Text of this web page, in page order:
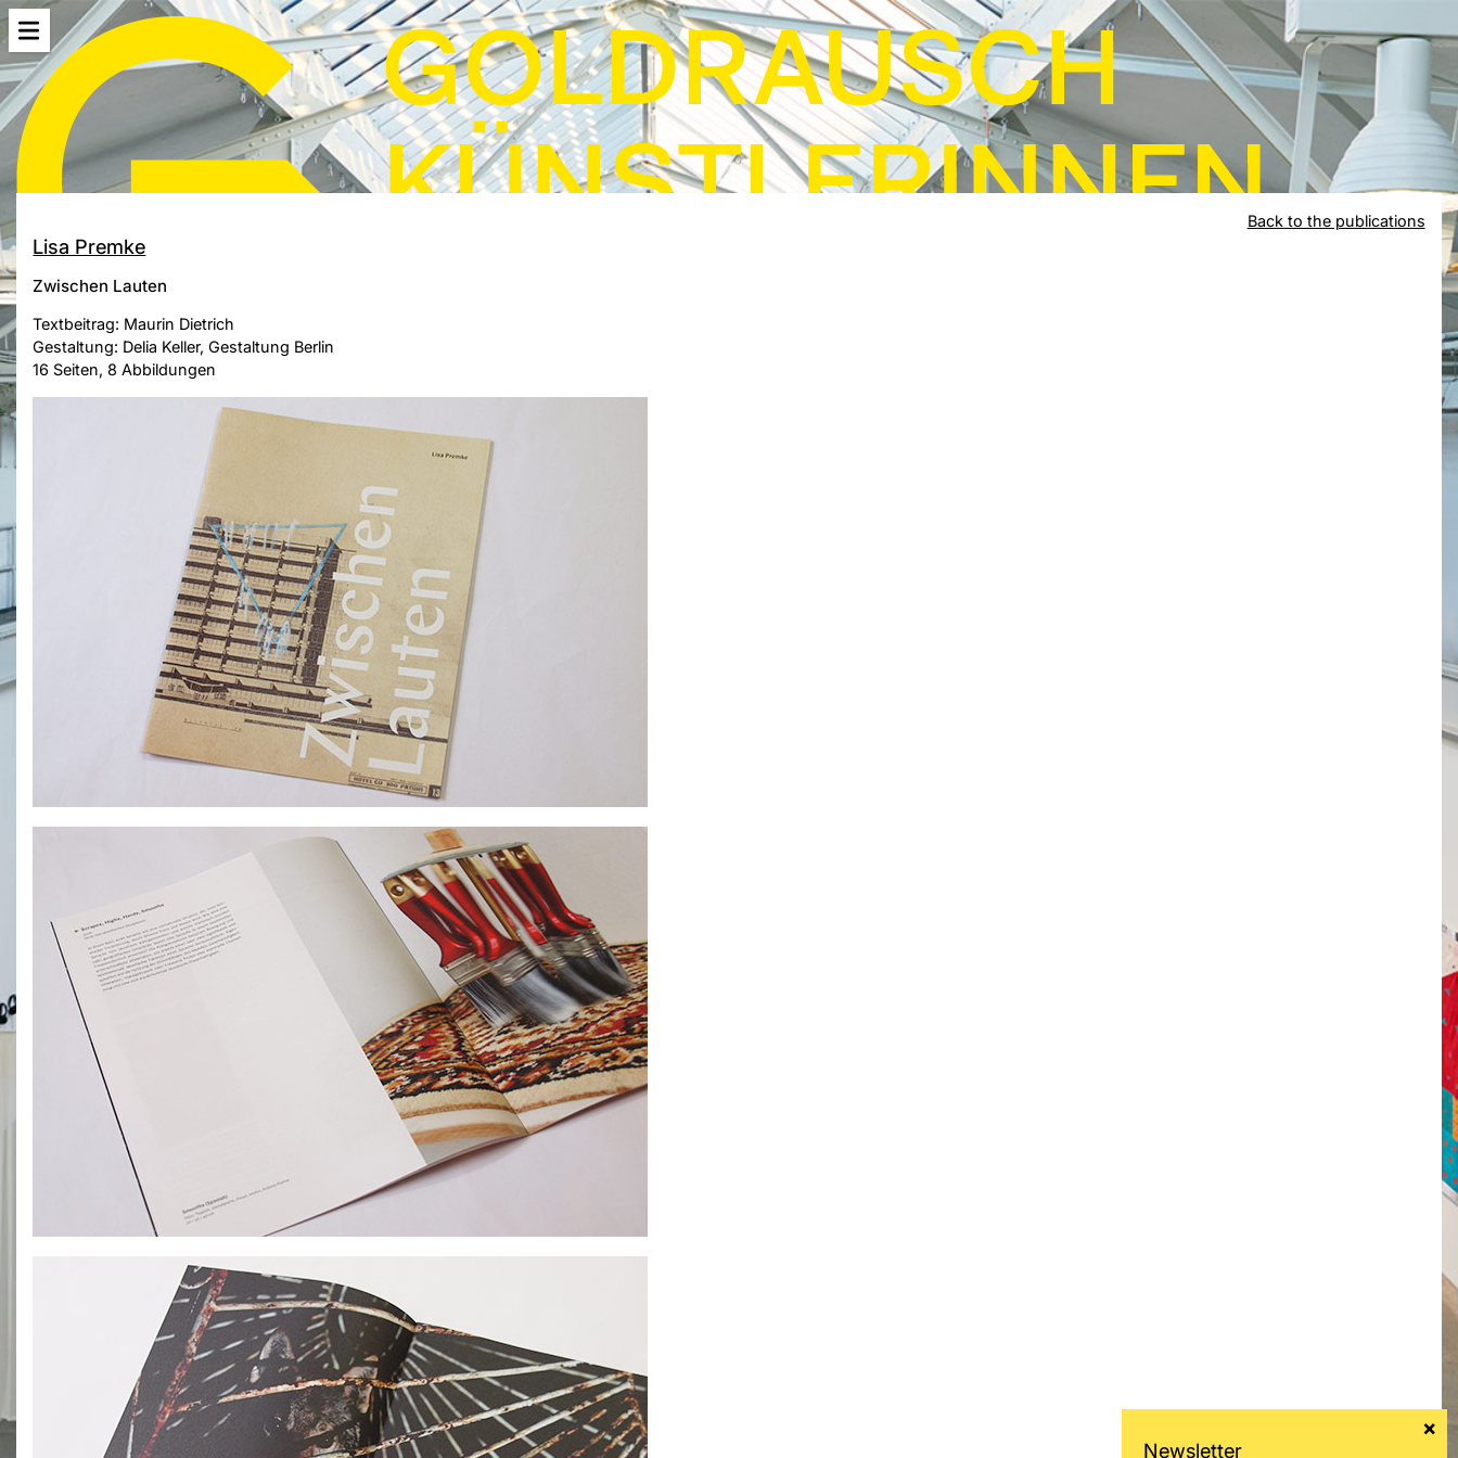
Back to the publications
Lisa Premke
Zwischen Lauten
Textbeitrag: Maurin Dietrich
Gestaltung: Delia Keller, Gestaltung Berlin
16 Seiten, 8 Abbildungen